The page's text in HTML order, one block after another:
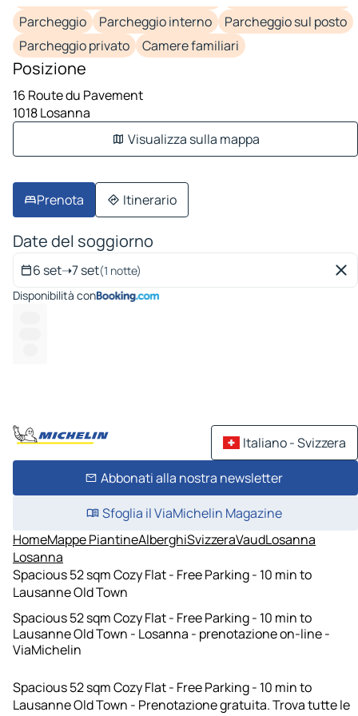
Parcheggio
Parcheggio interno
Parcheggio sul posto
Parcheggio privato
Camere familiari
Posizione
16 Route du Pavement
1018 Losanna
Visualizza sulla mappa
Prenota Itinerario
Date del soggiorno
6 set➝7 set(1 notte)
Disponibilità con
Italiano - Svizzera
Abbonati alla nostra newsletter
Sfoglia il ViaMichelin Magazine
HomeMappe PiantineAlberghiSvizzeraVaudLosanna
Losanna
Spacious 52 sqm Cozy Flat - Free Parking - 10 min to
Lausanne Old Town
Spacious 52 sqm Cozy Flat - Free Parking - 10 min to
Lausanne Old Town - Losanna - prenotazione on-line -
ViaMichelin
Spacious 52 sqm Cozy Flat - Free Parking - 10 min to
Lausanne Old Town - Prenotazione gratuita. Trova tutte le